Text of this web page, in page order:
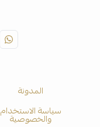
المدونة
سياسة الاستخدام
والخصوصية